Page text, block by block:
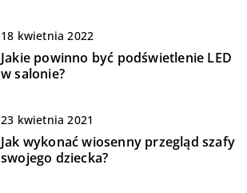
18 kwietnia 2022
Jakie powinno być podświetlenie LED
w salonie?
23 kwietnia 2021
Jak wykonać wiosenny przegląd szafy
swojego dziecka?